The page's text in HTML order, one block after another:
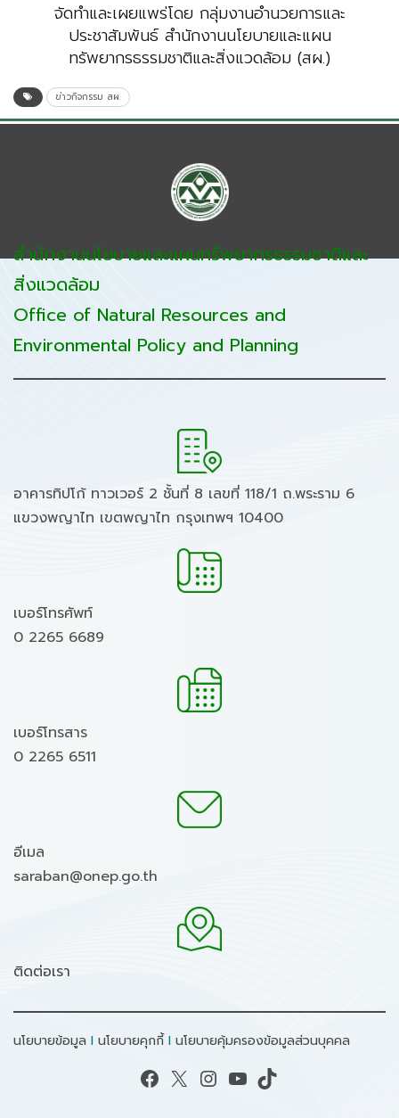
จัดทำและเผยแพร่โดย กลุ่มงานอำนวยการและ
ประชาสัมพันธ์ สำนักงานนโยบายและแผน
ทรัพยากรธรรมชาติและสิ่งแวดล้อม (สผ.)
ข่าวกิจกรรม สผ.
สำนักงานนโยบายและแผนทรัพยากรธรรมชาติและ
สิ่งแวดล้อม
Office of Natural Resources and
Environmental Policy and Planning
อาคารทิปโก้ ทาวเวอร์ 2 ชั้นที่ 8 เลขที่ 118/1 ถ.พระราม 6
แขวงพญาไท เขตพญาไท กรุงเทพฯ 10400
เบอร์โทรศัพท์
0 2265 6689
เบอร์โทรสาร
0 2265 6511
อีเมล
saraban@onep.go.th
ติดต่อเรา
นโยบายข้อมูล I นโยบายคุกกี้ I นโยบายคุ้มครองข้อมูลส่วนบุคคล
Facebook X Instagram YouTube TikTok